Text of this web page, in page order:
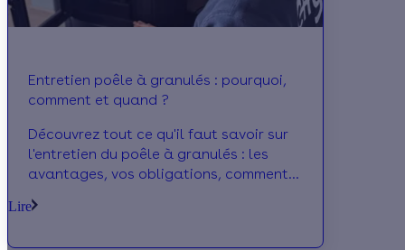
Entretien poêle à granulés : pourquoi,
comment et quand ?
Découvrez tout ce qu'il faut savoir sur
l'entretien du poêle à granulés : les
avantages, vos obligations, comment
prévoir...
Lire